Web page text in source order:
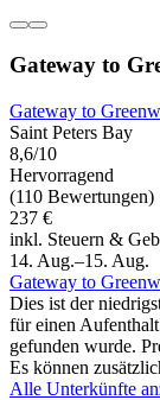
Gateway to
Gateway to
Saint Peters Bay
8,6/10
Hervorragend
(110 Bewertungen)
237 €
inkl. Steuern &
14. Aug.–15. Aug.
Gateway to
Dies ist der
für einen
gefunden wurde.
Es können
Alle Unterkünfte